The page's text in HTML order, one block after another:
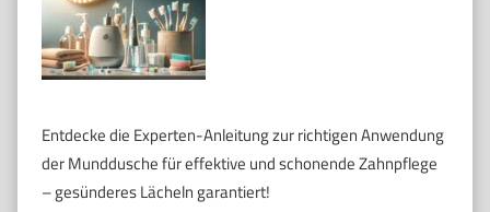
Entdecke die Experten-Anleitung zur richtigen Anwendung
der Munddusche für effektive und schonende Zahnpflege
– gesünderes Lächeln garantiert!